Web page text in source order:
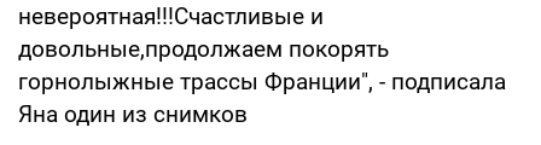
невероятная!!!Счастливые и
довольные,продолжаем покорять
горнолыжные трассы Франции", - подписала
Яна один из снимков